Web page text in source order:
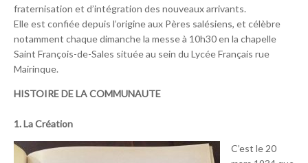
fraternisation et d’intégration des nouveaux arrivants.
Elle est confiée depuis l’origine aux Pères salésiens, et célèbre
notamment chaque dimanche la messe à 10h30 en la chapelle
Saint François-de-Sales située au sein du Lycée Français rue
Mairinque.
HISTOIRE DE LA COMMUNAUTE
1. La Création
C’est le 20